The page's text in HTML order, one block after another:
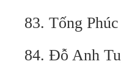
83. Tống
84. Đỗ Anh